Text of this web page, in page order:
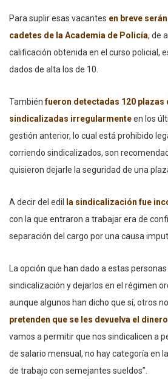
Para suplir esas vacantes en breve
cadetes de la Academia de Policía, de
calificación obtenida en el curso policial,
dados de alta los de 10.
Tambiénfueron detectadas 120 plazas
sindicalizadas irregularmenteen los
gestión anterior, lo cual está prohibido
corriendo sindicalizados, son
quisieron dejarle la seguridad de una
A decir del edil la sindicalización fue
con la que entraron a trabajar era de
separación del cargo por una causa
La opción que han dado a estas
sindicalización y dejarlos en el régimen
aunque algunos han dicho que sí, otros
pretenden que se les devuelva el
vamos a permitir que nos sindicalicen a
de salario mensual, no hay categoría en
de trabajo con semejantes sueldos”.